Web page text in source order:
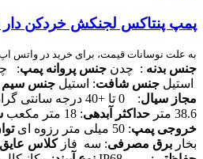
پمپ پنتاکس لجنکش خردکن دار DTRT550
به علت نوسانات قیمت، برای خرید در واتس اپ
جنس بدنه : چدن جنس پروانه پمپ:
استیل جنس شافت: استیل جنس سیم
مجاز سیال: 0 تا +40 درجه سانتی گراد
38.6 متر
حداکثر آبدهی: 18 متر مکعب
خروجی پمپ: 50 میلی متر رزوه ای
بخار برق مصرفی: سه فازکلاس